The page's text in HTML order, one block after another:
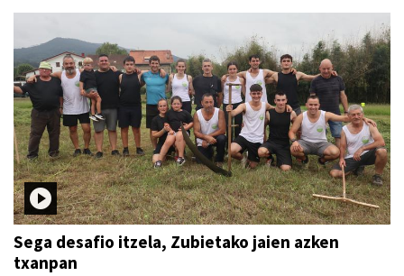
Sega desafio itzela, Zubietako jaien azken
txanpan